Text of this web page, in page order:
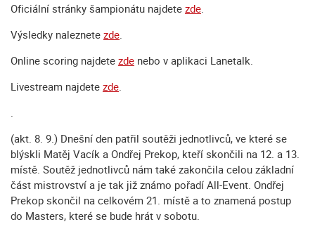
Oficiální stránky šampionátu najdete zde
Výsledky naleznete zde
Online scoring najdete zde nebo v aplikaci Lanetalk.
Livestream najdete zde
(akt. 8. 9.) Dnešní den patřil soutěži jednotlivců, ve které se
blýskli Matěj Vacík a Ondřej Prekop, kteří skončili na 12. a 13.
místě. Soutěž jednotlivců nám také zakončila celou základní
část mistrovství a je tak již známo pořadí All-Event. Ondřej
Prekop skončil na celkovém 21. místě a to znamená postup
do Masters, které se bude hrát v sobotu.